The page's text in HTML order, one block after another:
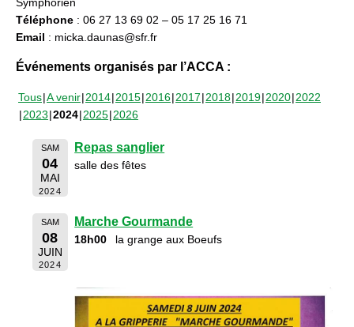
Téléphone : 06 27 13 69 02 – 05 17 25 16 71
Email : micka.daunas@sfr.fr
Événements organisés par l’ACCA :
Tous A venir 2014 2015 2016 2017 2018 2019 2020 2022
2023 2024 2025 2026
SAM
04
MAI
2024
Repas sanglier
salle des fêtes
SAM
08
JUIN
2024
Marche Gourmande
18h00 la grange aux Boeufs